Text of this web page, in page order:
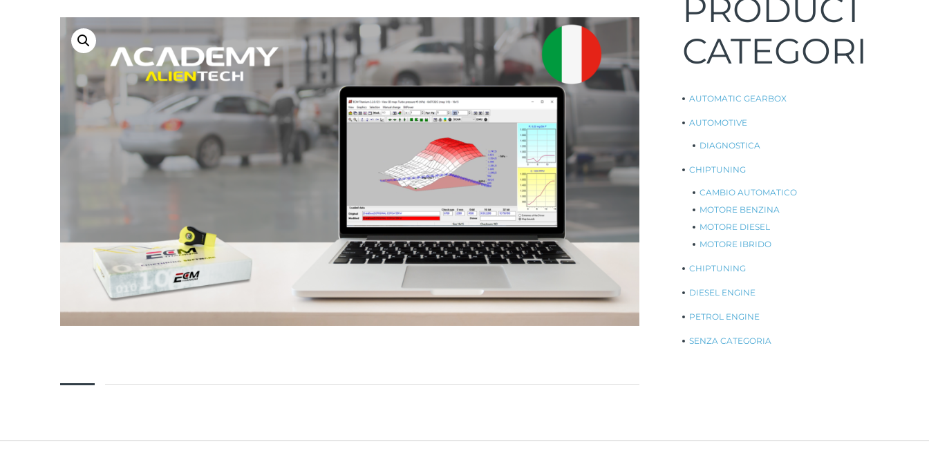
PRODUCT
CATEGORIES
AUTOMATIC GEARBOX
AUTOMOTIVE
DIAGNOSTICA
CHIPTUNING
CAMBIO AUTOMATICO
MOTORE BENZINA
MOTORE DIESEL
MOTORE IBRIDO
CHIPTUNING
DIESEL ENGINE
PETROL ENGINE
SENZA CATEGORIA